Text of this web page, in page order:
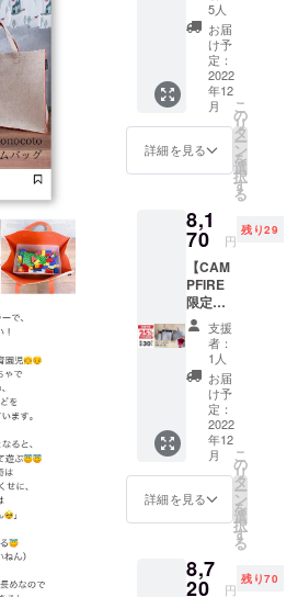
成した
製品：
Mサイ
ズ×2 カ
ラー：
グレー×
ピンク
予定価
格
¥10,900
(税・送
料込み)
のとこ
ろ、30
セット
限定で
25%OF
Fの
税・送
料込み)
にて承
りま
す。
【セッ
ト内
容】 完
成した
製品：
SMLサ
イズ各1
点 カ
ラー：
ベー
ジュ×マ
ンダリ
5人
お届
け予
定：
2022
年12
月
詳細を見る
こ
の
リ
タ
ー
ン
を
選
択
す
る
8,1
70 円
残り29
【CAM
PFIRE
限定価
格】一
般販売
予定価
格
¥10,900
(税・送
料込み)
のとこ
ろ、30
セット
限定で
25%OF
Fの
税・送
料込み)
支援
者：
1人
お届
け予
定：
2022
年12
月
詳細を見る
こ
の
リ
タ
ー
ン
を
選
択
す
る
8,7
20 円
残り70